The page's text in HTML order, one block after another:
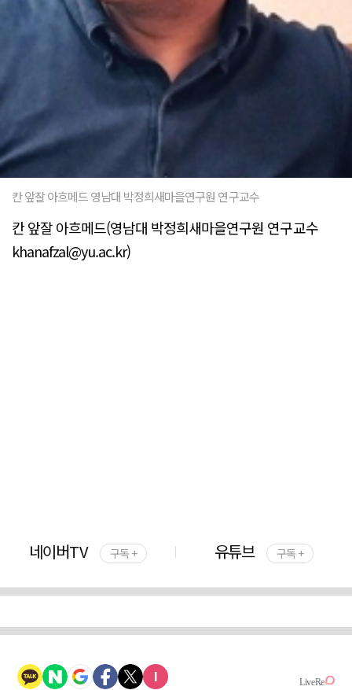
칸 앞잘 아흐메드 영남대 박정희새마을연구원 연구교수
칸 앞잘 아흐메드(영남대 박정희새마을연구원 연구교수
khanafzal@yu.ac.kr)
네이버TV 구독 + 유튜브 구독 +